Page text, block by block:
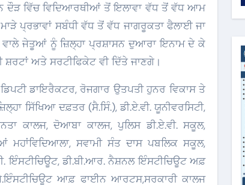
ਦੌੜ ਵਿੱਚ ਵਿਦਿਆਰਥੀਆਂ ਤੋਂ ਇਲਾਵਾ ਵੱਧ ਤੋਂ ਵੱਧ ਆਮ
ਪ੍ਰਭਾਵਾਂ ਸਬੰਧੀ ਵੱਧ ਤੋਂ ਵੱਧ ਜਾਗਰੂਕਤਾ ਫੈਲਾਈ ਜਾ
ਜੇਤੂਆਂ ਨੂੰ ਜ਼ਿਲ੍ਹਾ ਪ੍ਰਸ਼ਾਸਨ ਦੁਆਰਾ ਇਨਾਮ ਦੇ ਕੇ
ਸ਼ਰਟਾਂ ਅਤੇ ਸਰਟੀਫਿਕੇਟ ਵੀ ਦਿੱਤੇ ਜਾਣਗੇ।
ਡਾਇਰੈਕਟਰ, ਰੋਜਗਾਰ ਉਤਪਤੀ ਹੁਨਰ ਵਿਕਾਸ ਤੇ
ਸਿੱਖਿਆ ਦਫ਼ਤਰ (ਸੈ.ਸਿੰ.), ਡੀ.ਏ.ਵੀ. ਯੂਨੀਵਰਸਿਟੀ,
ਕਾਲਜ, ਦੋਆਬਾ ਕਾਲਜ, ਪੁਲਿਸ ਡੀ.ਏ.ਵੀ. ਸਕੂਲ,
ਸਵਾਮੀ ਸੰਤ ਦਾਸ ਪਬਲਿਕ ਸਕੂਲ,
ਇੰਸਟੀਚਿਊਟ, ਡੀ.ਬੀ.ਆਰ. ਨੈਸ਼ਨਲ ਇੰਸਟੀਚਿਊਟ ਅਫ਼
ਆਫ਼ ਫਾਈਨ ਆਰਟਸ,ਸਰਕਾਰੀ ਕਾਲਜ